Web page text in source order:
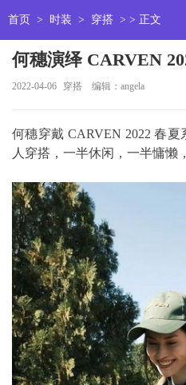
首页 > 时装 > 穿搭 > > 正文
何穗演绎 CARVEN
2022-04-06 穿搭 编辑：angela
何穗穿戴 CARVEN 2022 春
人穿搭，一半休闲，一半慵懒